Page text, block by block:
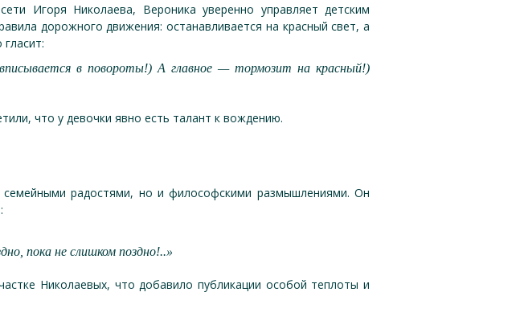
Игоря Николаева, Вероника уверенно управляет детским
дорожного движения: останавливается на красный свет, а
в повороты!) А главное — тормозит на красный!)
что у девочки явно есть талант к вождению.
радостями, но и философскими размышлениями. Он
пока не слишком поздно!..»
Николаевых, что добавило публикации особой теплоты и